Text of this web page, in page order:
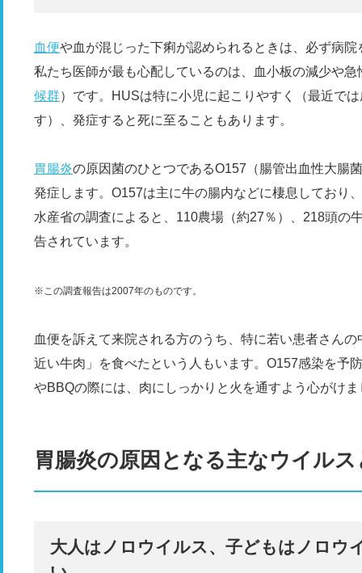
血便や血が混じった下痢が認められるときは、必ず病
私たち医師が最も心配しているのは、血小板の減少や急
候群）です。HUSは特に小児に起こりやすく（最近で
す）、発症すると死に至ることもあります。
胃腸炎の原因菌のひとつであるO157（腸管出血性大腸
発症します。O157は主に牛の腸内などに棲息しており
水産省の調査によると、110農場（約27％）、218頭の
告されています。
※この調査報告は2007年のものです。
血便を訴えて来院される方のうち、特に若い患者さん
近い牛肉」を食べたという人もいます。O157感染を予
やBBQの際には、肉にしっかりと火を通すよう心がけま
胃腸炎の原因となる主なウイルス
大人はノロウイルス、子どもはノロウ